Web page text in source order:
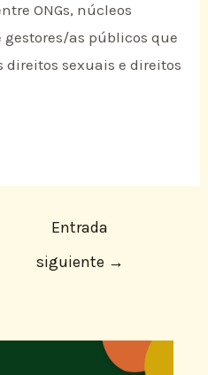
ONGs, núcleos
gestores/as públicos que
sexuais e direitos
Entrada
siguiente →